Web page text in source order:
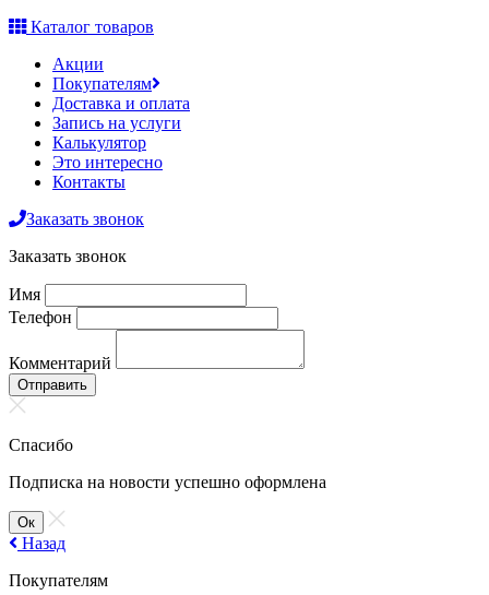
Каталог товаров
Акции
Покупателям
Доставка и оплата
Запись на услуги
Калькулятор
Это интересно
Контакты
Заказать звонок
Заказать звонок
Имя
Телефон
Комментарий
Отправить
Спасибо
Подписка на новости успешно оформлена
Ок
Назад
Покупателям